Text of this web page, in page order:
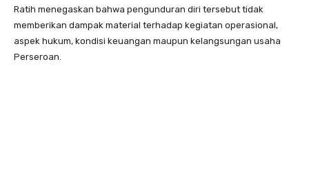
Ratih menegaskan bahwa pengunduran diri tersebut tidak
memberikan dampak material terhadap kegiatan operasional,
aspek hukum, kondisi keuangan maupun kelangsungan usaha
Perseroan.